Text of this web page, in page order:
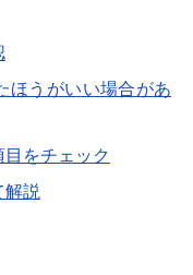
ほうがいい場合があ
をチェック
解説